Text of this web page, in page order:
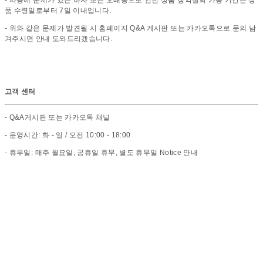
품 수령일로부터 7일 이내입니다.
- 위와 같은 문제가 발견될 시 홈페이지 Q&A 게시판 또는 카카오톡으로 문의 남
겨주시면 안내 도와드리겠습니다.
고객 센터
- Q&A게시판 또는 카카오톡 채널
- 운영시간: 화 - 일 / 오전 10:00 - 18:00
- 휴무일: 매주 월요일, 공휴일 휴무, 별도 휴무일 Notice 안내